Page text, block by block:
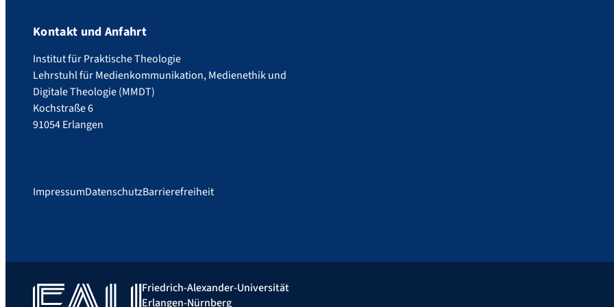
Kontakt und Anfahrt
Institut für Praktische Theologie
Lehrstuhl für Medienkommunikation, Medienethik und
Digitale Theologie (MMDT)
Kochstraße 6
91054 Erlangen
ImpressumDatenschutzBarrierefreiheit
Friedrich-Alexander-Universität
Erlangen-Nürnberg